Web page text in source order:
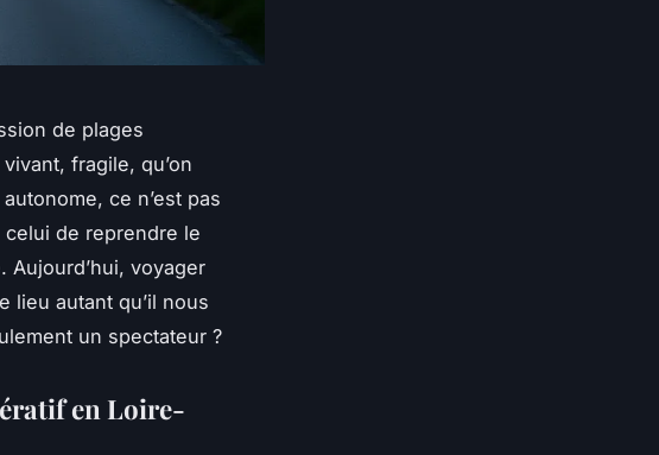
de plages
fragile, qu’on
ce n’est pas
celui de reprendre le
voyager
lieu autant qu’il nous
un spectateur ?
en Loire-